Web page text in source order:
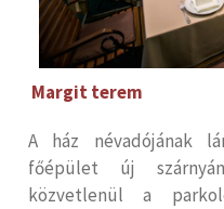
Margit terem
A ház névadójának
főépület új
közvetlenül a